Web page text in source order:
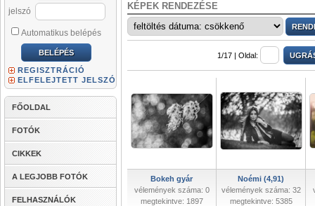
jelszó
Automatikus belépés
REGISZTRÁCIÓ
ELFELEJTETT JELSZÓ
FŐOLDAL
FOTÓK
CIKKEK
A LEGJOBB FOTÓK
FELHASZNÁLÓK
KÉPEK RENDEZÉSE
1/17 | Oldal:
Bokeh gyár
vélemények száma: 0
megtekintve: 1897
Noémi (4,91)
vélemények száma: 32
megtekintve: 5385